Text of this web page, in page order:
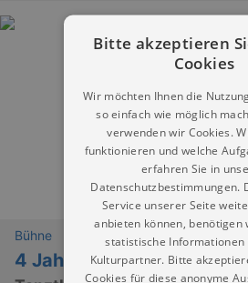
Bühne
4 Jahreszeiten
Bitte akzeptieren
Cookies
Wir möchten Ihnen die
so einfach wie möglich
verwenden wir Cookies.
funktionieren und welche
erfahren Sie in
Datenschutzbestimmungen.
Service unserer Seite
anbieten können, benötigen
statistische Informationen
Kulturpartner. Bitte
Cookies für diese anonyme